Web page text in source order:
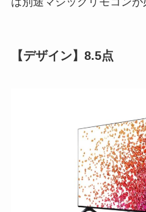
【デザイン】8.5点